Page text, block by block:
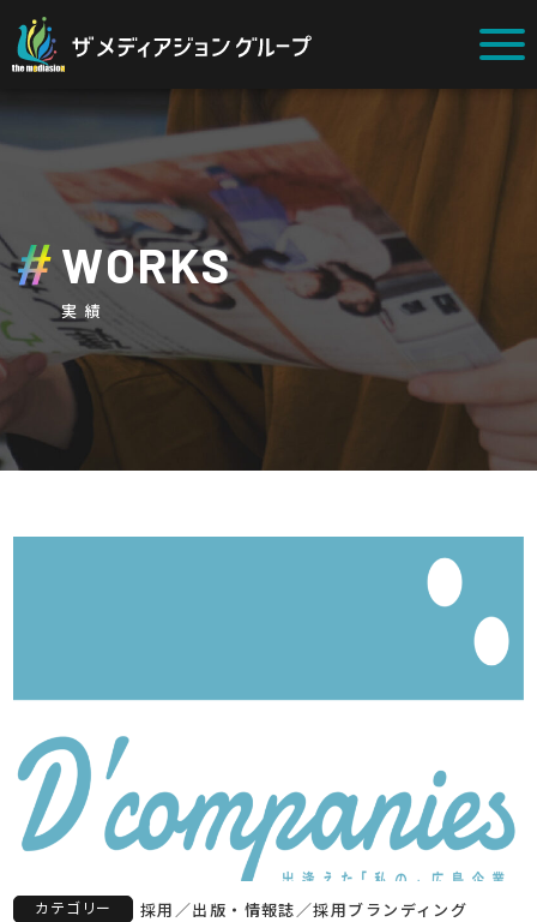
WORKS
実績
カテゴリー 採用 ／ 出版・情報誌 ／採用ブランディング